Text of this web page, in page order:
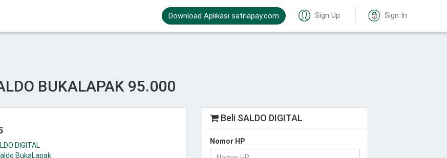
Download Aplikasi satriapay.com Sign Up Sign In
BUKALAPAK 95.000
DIGITAL
BukaLapak
Beli SALDO DIGITAL
Nomor HP